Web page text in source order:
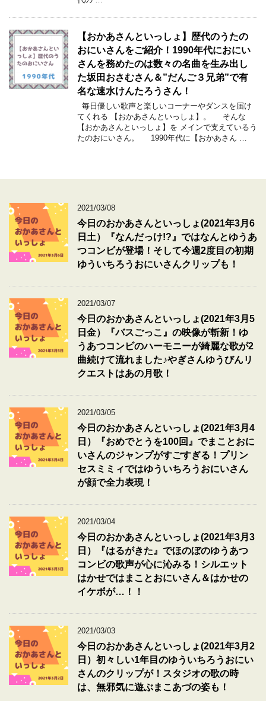
【おかあさんといっしょ】歴代のうたの
おにいさんをご紹介！1990年代におにい
さんを務めたのは数々の名曲を生み出し
た坂田おさむさん＆”だんご３兄弟”で有
名な速水けんたろうさん！
毎日優しい歌声と楽しいコーナーやダンスを届け
てくれる 【おかあさんといっしょ】。 そんな
【おかあさんといっしょ】を メインで支えているう
たのおにいさん。 1990年代に【おかあさん …
2021/03/08
今日のおかあさんといっしょ(2021年3月6
日土）『なんだっけ!?』ではなんとゆうあ
つコンビが登場！そして今週2度目の初期
ゆういちろうおにいさんクリップも！
2021/03/07
今日のおかあさんといっしょ(2021年3月5
日金）『バスごっこ』の映像が斬新！ゆ
うあつコンビのハーモニーが綺麗な歌が2
曲続けて流れました♪やぎさんゆうびんリ
クエストはあの月歌！
2021/03/05
今日のおかあさんといっしょ(2021年3月4
日）『おめでとうを100回』でまことおに
いさんのジャンプがすごすぎる！プリン
セスミミィではゆういちろうおにいさん
が顔で全力表現！
2021/03/04
今日のおかあさんといっしょ(2021年3月3
日）『はるがきた』でほのぼのゆうあつ
コンビの歌声が心に沁みる！シルエット
はかせではまことおにいさん＆はかせの
イケボが…！！
2021/03/03
今日のおかあさんといっしょ(2021年3月2
日）初々しい1年目のゆういちろうおにい
さんのクリップが！スタジオの歌の時
は、無邪気に遊ぶまこあづの姿も！